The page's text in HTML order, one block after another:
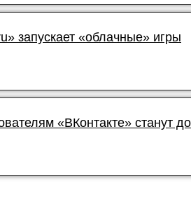
запускает «облачные» игры
«ВКонтакте» станут